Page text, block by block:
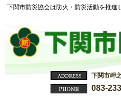
下関市防災協会は防火・防災活動を推進
下関市岬
083-